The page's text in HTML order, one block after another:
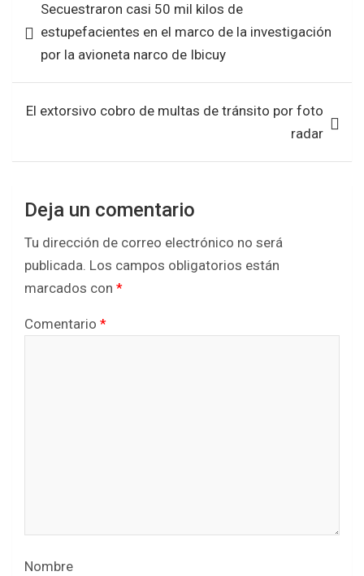
o
o
A
p
entradas
Secuestraron casi 50 mil kilos de
estupefacientes en el marco de la investigación
por la avioneta narco de Ibicuy
El extorsivo cobro de multas de tránsito por foto
radar
Deja un comentario
Tu dirección de correo electrónico no será
publicada. Los campos obligatorios están
marcados con *
Comentario *
Nombre